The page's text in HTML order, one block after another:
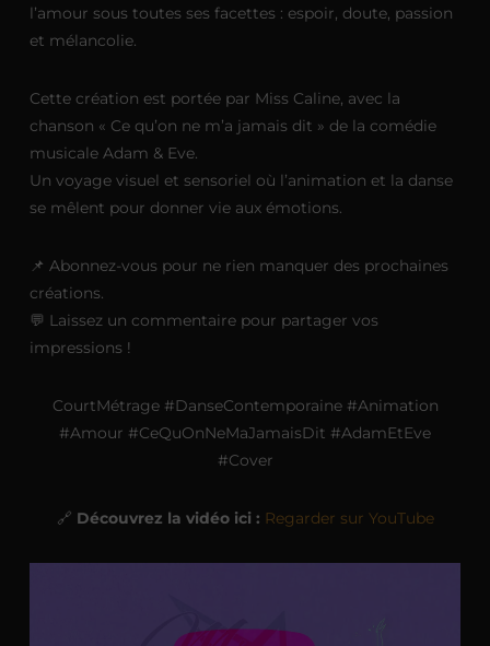
l’amour sous toutes ses facettes : espoir, doute, passion
et mélancolie.
Cette création est portée par Miss Caline, avec la
chanson « Ce qu’on ne m’a jamais dit » de la comédie
musicale Adam & Eve.
Un voyage visuel et sensoriel où l’animation et la danse
se mêlent pour donner vie aux émotions.
📌 Abonnez-vous pour ne rien manquer des prochaines
créations.
💬 Laissez un commentaire pour partager vos
impressions !
CourtMétrage #DanseContemporaine #Animation
#Amour #CeQuOnNeMaJamaisDit #AdamEtEve
#Cover
🔗 Découvrez la vidéo ici : Regarder sur YouTube